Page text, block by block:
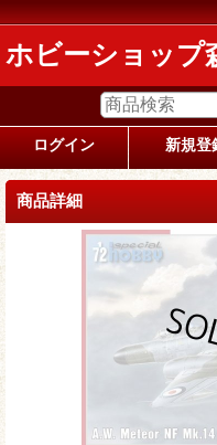
ホビーショップ
ログイン 新規登
商品詳細